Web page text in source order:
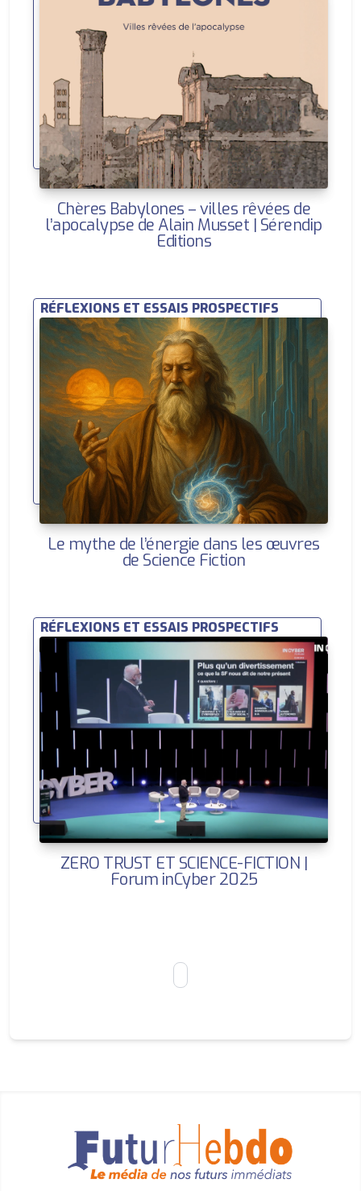
Chères Babylones – villes rêvées de
l’apocalypse de Alain Musset | Sérendip
Editions
RÉFLEXIONS ET ESSAIS PROSPECTIFS
Le mythe de l’énergie dans les œuvres
de Science Fiction
RÉFLEXIONS ET ESSAIS PROSPECTIFS
ZERO TRUST ET SCIENCE-FICTION |
Forum inCyber 2025